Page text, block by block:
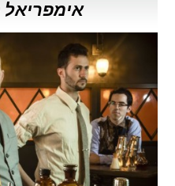
אימפריאל